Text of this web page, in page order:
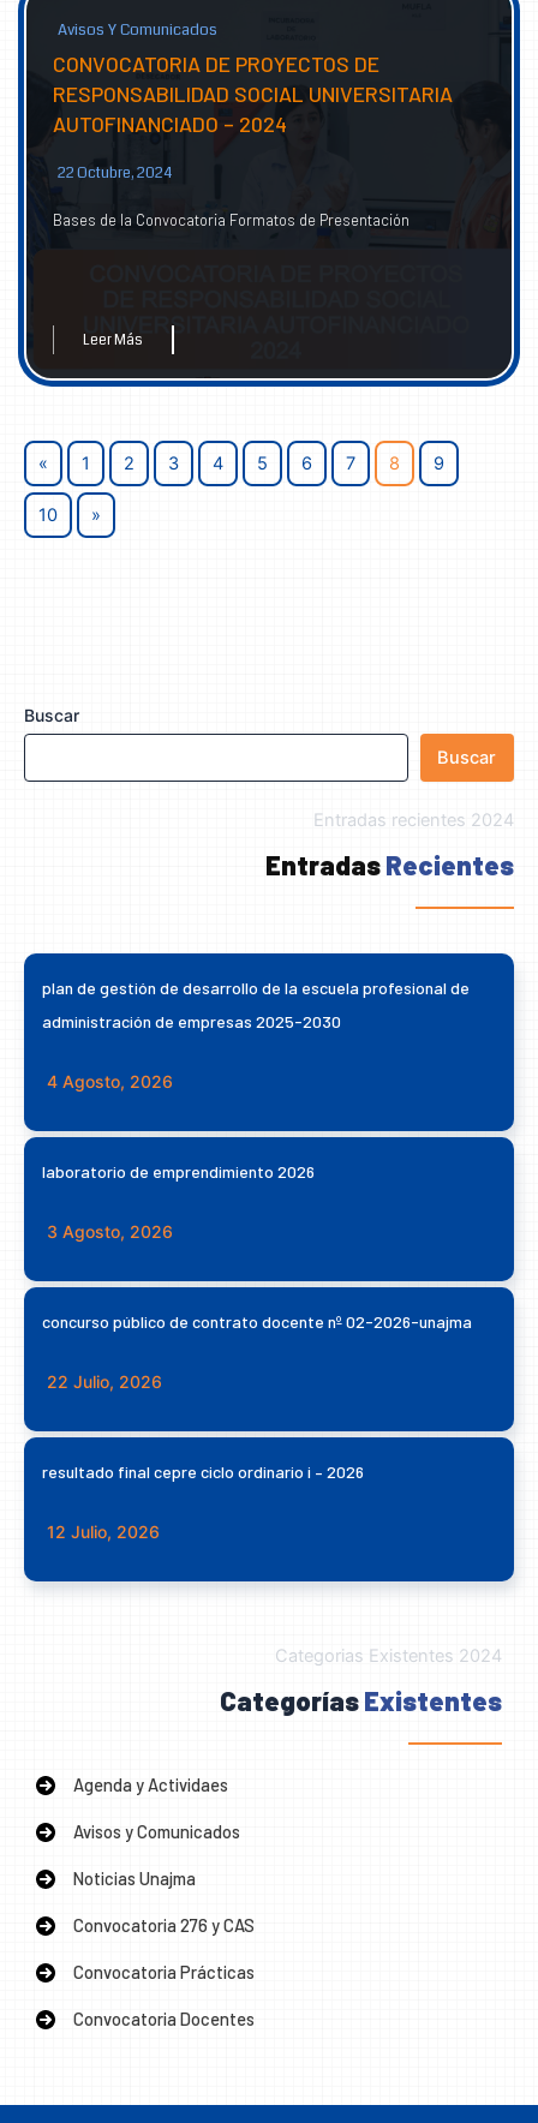
Avisos Y Comunicados
CONVOCATORIA DE PROYECTOS DE
RESPONSABILIDAD SOCIAL UNIVERSITARIA
AUTOFINANCIADO – 2024
22 Octubre, 2024
Bases de la Convocatoria Formatos de Presentación
Leer Más
« 1 2 3 4 5 6 7 8 9
10 »
Buscar
Buscar
Entradas recientes 2024
EntradasRecientes
plan de gestión de desarrollo de la escuela profesional de
administración de empresas 2025-2030
4 Agosto, 2026
laboratorio de emprendimiento 2026
3 Agosto, 2026
concurso público de contrato docente nº 02-2026-unajma
22 Julio, 2026
resultado final cepre ciclo ordinario i – 2026
12 Julio, 2026
Categorias Existentes 2024
CategoríasExistentes
Agenda y Actividaes
Avisos y Comunicados
Noticias Unajma
Convocatoria 276 y CAS
Convocatoria Prácticas
Convocatoria Docentes